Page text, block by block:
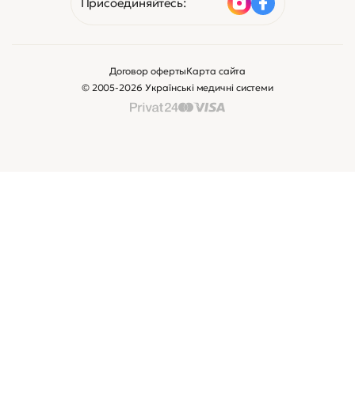
© 2005-2026 Українські медичні системи
Договор офертыКарта сайта